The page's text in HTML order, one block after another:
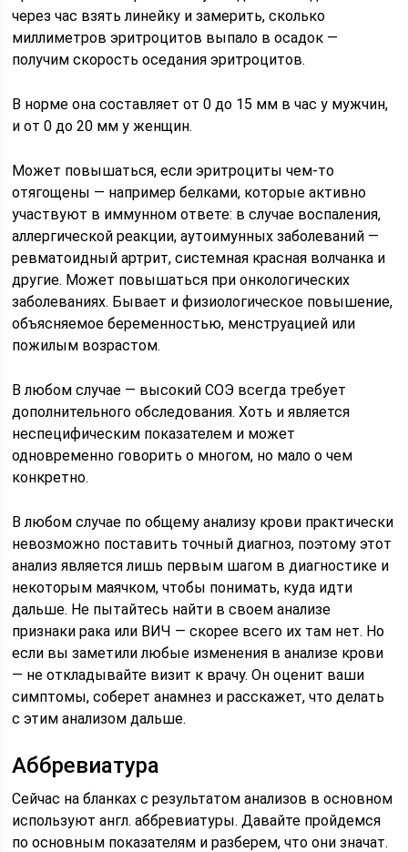
через час взять линейку и замерить, сколько
миллиметров эритроцитов выпало в осадок —
получим скорость оседания эритроцитов.
В норме она составляет от 0 до 15 мм в час у мужчин,
и от 0 до 20 мм у женщин.
Может повышаться, если эритроциты чем-то
отягощены — например белками, которые активно
участвуют в иммунном ответе: в случае воспаления,
аллергической реакции, аутоимунных заболеваний —
ревматоидный артрит, системная красная волчанка и
другие. Может повышаться при онкологических
заболеваниях. Бывает и физиологическое повышение,
объясняемое беременностью, менструацией или
пожилым возрастом.
В любом случае — высокий СОЭ всегда требует
дополнительного обследования. Хоть и является
неспецифическим показателем и может
одновременно говорить о многом, но мало о чем
конкретно.
В любом случае по общему анализу крови практически
невозможно поставить точный диагноз, поэтому этот
анализ является лишь первым шагом в диагностике и
некоторым маячком, чтобы понимать, куда идти
дальше. Не пытайтесь найти в своем анализе
признаки рака или ВИЧ — скорее всего их там нет. Но
если вы заметили любые изменения в анализе крови
— не откладывайте визит к врачу. Он оценит ваши
симптомы, соберет анамнез и расскажет, что делать
с этим анализом дальше.
Аббревиатура
Сейчас на бланках с результатом анализов в основном
используют англ. аббревиатуры. Давайте пройдемся
по основным показателям и разберем, что они значат.